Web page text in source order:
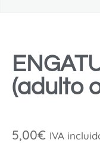
(adulto
5,00€ IVA